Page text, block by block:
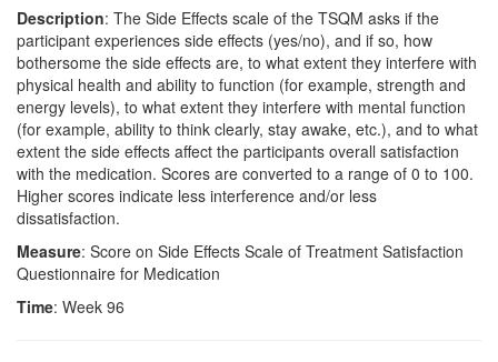
Description: The Side Effects scale of the TSQM asks if the
participant experiences side effects (yes/no), and if so, how
bothersome the side effects are, to what extent they interfere with
physical health and ability to function (for example, strength and
energy levels), to what extent they interfere with mental function
(for example, ability to think clearly, stay awake, etc.), and to what
extent the side effects affect the participants overall satisfaction
with the medication. Scores are converted to a range of 0 to 100.
Higher scores indicate less interference and/or less
dissatisfaction.
Measure: Score on Side Effects Scale of Treatment Satisfaction
Questionnaire for Medication
Time: Week 96